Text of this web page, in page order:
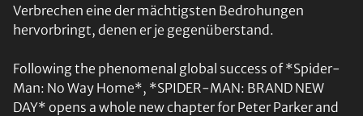
Verbrechen eine der mächtigsten Bedrohungen
hervorbringt, denen er je gegenüberstand.
Following the phenomenal global success of *Spider-
Man: No Way Home*, *SPIDER-MAN: BRAND NEW
DAY* opens a whole new chapter for Peter Parker and